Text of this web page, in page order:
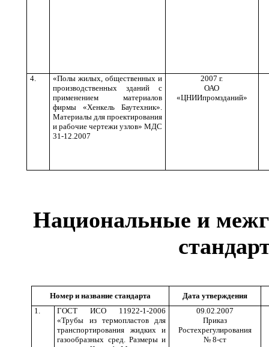
4.
«Полы жилых, общественных и
производственных зданий с
применением материалов
фирмы «Хенкель Баутехник».
Материалы для проектирования
и рабочие чертежи узлов» МДС
31-12.2007
2007 г.
ОАО
«ЦНИИпромзданий»
Национальные и
Номер и название стандарта
Дата утверждения
1.
ГОСТ ИСО 11922-1-2006
«Трубы из термопластов для
транспортирования жидких и
газообразных сред. Размеры и
09.02.2007
Приказ
Ростехрегулирования
№ 8-ст